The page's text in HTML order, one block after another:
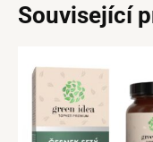
Související